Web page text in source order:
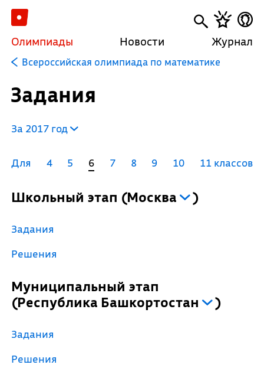
Олимпиады Новости Журнал
Всероссийская олимпиада по математике
Задания
За 2017 год
Для 4 5 6 7 8 9 10 11 классов
Школьный этап (Москва )
Задания
Решения
Муниципальный этап
(Республика Башкортостан )
Задания
Решения